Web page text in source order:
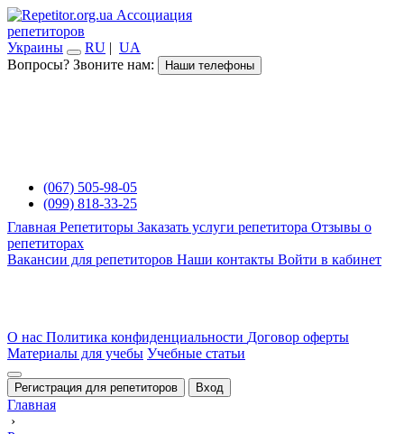
Ассоциация
репетиторов
Украины
RU | UA
Вопросы? Звоните нам:
Наши телефоны
(067) 505-98-05
(099) 818-33-25
Главная Репетиторы Заказать услуги репетитора Отзывы о
репетиторах
Вакансии для репетиторов Наши контакты Войти в кабинет
О нас Политика конфиденциальности Договор оферты
Материалы для учебы Учебные статьи
Регистрация для репетиторов Вход
Главная
›